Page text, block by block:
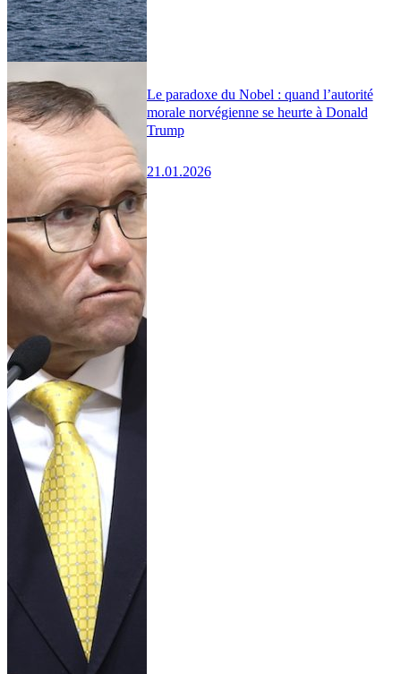
Le paradoxe du Nobel : quand l’autorité
morale norvégienne se heurte à Donald
Trump
21.01.2026